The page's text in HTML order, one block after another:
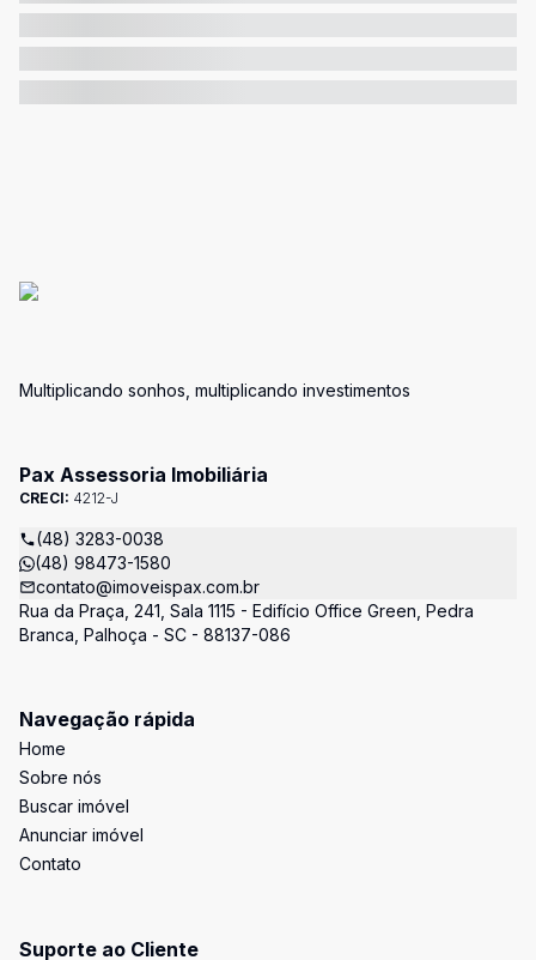
Multiplicando sonhos, multiplicando investimentos
Pax Assessoria Imobiliária
CRECI: 4212-J
(48) 3283-0038
(48) 98473-1580
contato@imoveispax.com.br
Rua da Praça, 241, Sala 1115 - Edifício Office Green, Pedra
Branca, Palhoça - SC - 88137-086
Navegação rápida
Home
Sobre nós
Buscar imóvel
Anunciar imóvel
Contato
Suporte ao Cliente